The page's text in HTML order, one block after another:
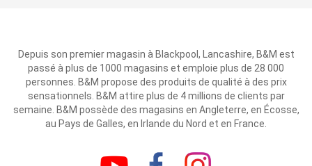
Depuis son premier magasin à Blackpool, Lancashire, B&M est
passé à plus de 1000 magasins et emploie plus de 28 000
personnes. B&M propose des produits de qualité à des prix
sensationnels. B&M attire plus de 4 millions de clients par
semaine. B&M possède des magasins en Angleterre, en Écosse,
au Pays de Galles, en Irlande du Nord et en France.